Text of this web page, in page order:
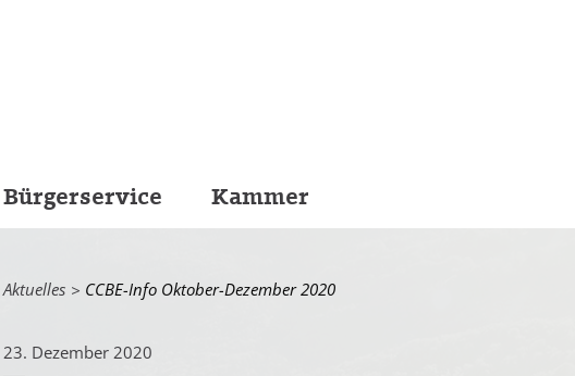
Bürgerservice Kammer
Aktuelles Current:
CCBE-Info Oktober-Dezember 2020
23. Dezember 2020